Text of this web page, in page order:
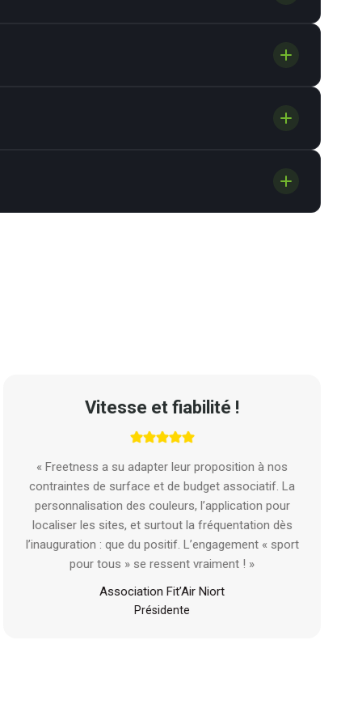
Vitesse et fiabilité !
« Freetness a su adapter leur proposition à nos
contraintes de surface et de budget associatif. La
personnalisation des couleurs, l’application pour
localiser les sites, et surtout la fréquentation dès
l’inauguration : que du positif. L’engagement « sport
pour tous » se ressent vraiment ! »
Association Fit’Air Niort
Présidente